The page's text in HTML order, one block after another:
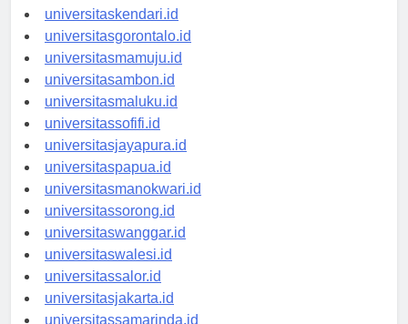
universitasmakassar.id
universitaskendari.id
universitasgorontalo.id
universitasmamuju.id
universitasambon.id
universitasmaluku.id
universitassofifi.id
universitasjayapura.id
universitaspapua.id
universitasmanokwari.id
universitassorong.id
universitaswanggar.id
universitaswalesi.id
universitassalor.id
universitasjakarta.id